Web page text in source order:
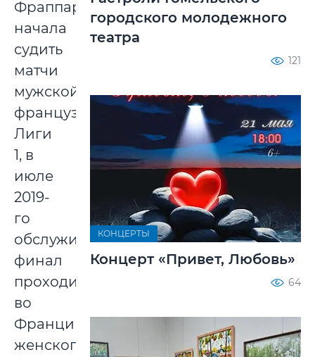
Фраппар
начала
судить
матчи
мужской
французской
Лиги
1, в
июле
2019-
го
обслуживала
финал
проходившего
во
Франции
женского
городского молодежного
театра
121
КОНЦЕРТЫ
Концерт «Привет, Любовь»
64